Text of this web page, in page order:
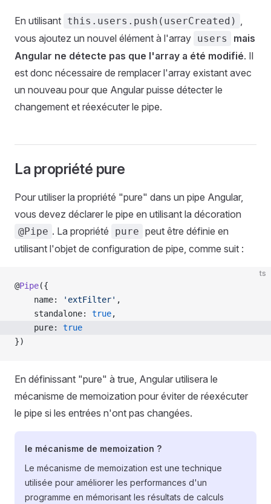
En utilisant this.users.push(userCreated) ,
vous ajoutez un nouvel élément à l'array users
mais
Angular ne détecte pas que l'array a été modifié. Il
est donc nécessaire de remplacer l'array existant avec
un nouveau pour que Angular puisse détecter le
changement et réexécuter le pipe.
La propriété pure
Pour utiliser la propriété "pure" dans un pipe Angular,
vous devez déclarer le pipe en utilisant la décoration
@Pipe . La propriété pure peut être définie en
utilisant l'objet de configuration de pipe, comme suit :
ts
@Pipe({
    name:
'extFilter' ,
    standalone:
true,
    pure:
true
})
En définissant "pure" à true, Angular utilisera le
mécanisme de memoization pour éviter de réexécuter
le pipe si les entrées n'ont pas changées.
le mécanisme de memoization ?
Le mécanisme de memoization est une technique
utilisée pour améliorer les performances d'un
programme en mémorisant les résultats de calculs